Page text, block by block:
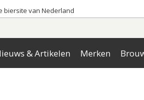
biersite van Nederland
& Artikelen Merken